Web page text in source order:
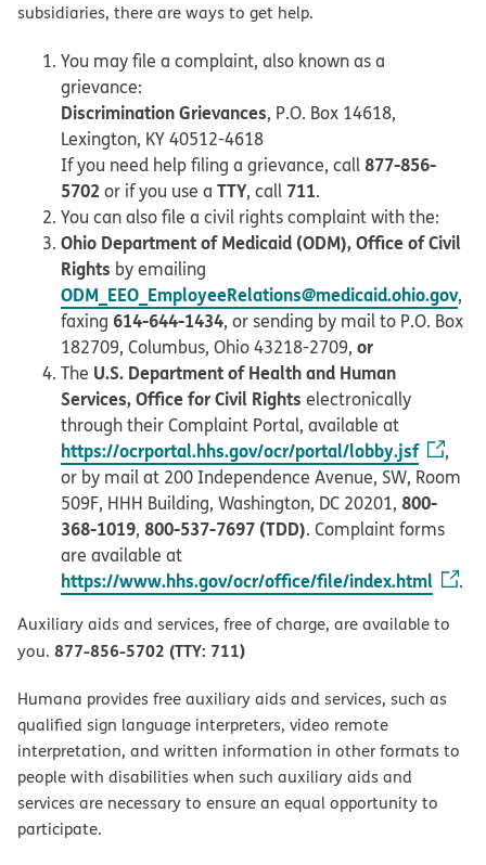
subsidiaries, there are ways to get help.
You may file a complaint, also known as a
grievance:
Discrimination Grievances, P.O. Box 14618,
Lexington, KY 40512-4618
If you need help filing a grievance, call877-856-
5702 or if you use a TTY, call 711.
You can also file a civil rights complaint with the:
Ohio Department of Medicaid (ODM), Office of Civil
Rights by emailing
ODM_EEO_EmployeeRelations@medicaid.ohio.gov,
faxing 614-644-1434, or sending by mail to P.O. Box
182709, Columbus, Ohio 43218-2709, or
The U.S. Department of Health and Human
Services, Office for Civil Rights electronically
through their Complaint Portal, available at
https://ocrportal.hhs.gov/ocr/portal/lobby.jsf
,
or by mail at 200 Independence Avenue, SW, Room
509F, HHH Building, Washington, DC 20201, 800-
368-1019, 800-537-7697 (TDD). Complaint forms
are available at
https://www.hhs.gov/ocr/office/file/index.html .
Auxiliary aids and services, free of charge, are available to
you. 877-856-5702 (TTY: 711)
Humana provides free auxiliary aids and services, such as
qualified sign language interpreters, video remote
interpretation, and written information in other formats to
people with disabilities when such auxiliary aids and
services are necessary to ensure an equal opportunity to
participate.